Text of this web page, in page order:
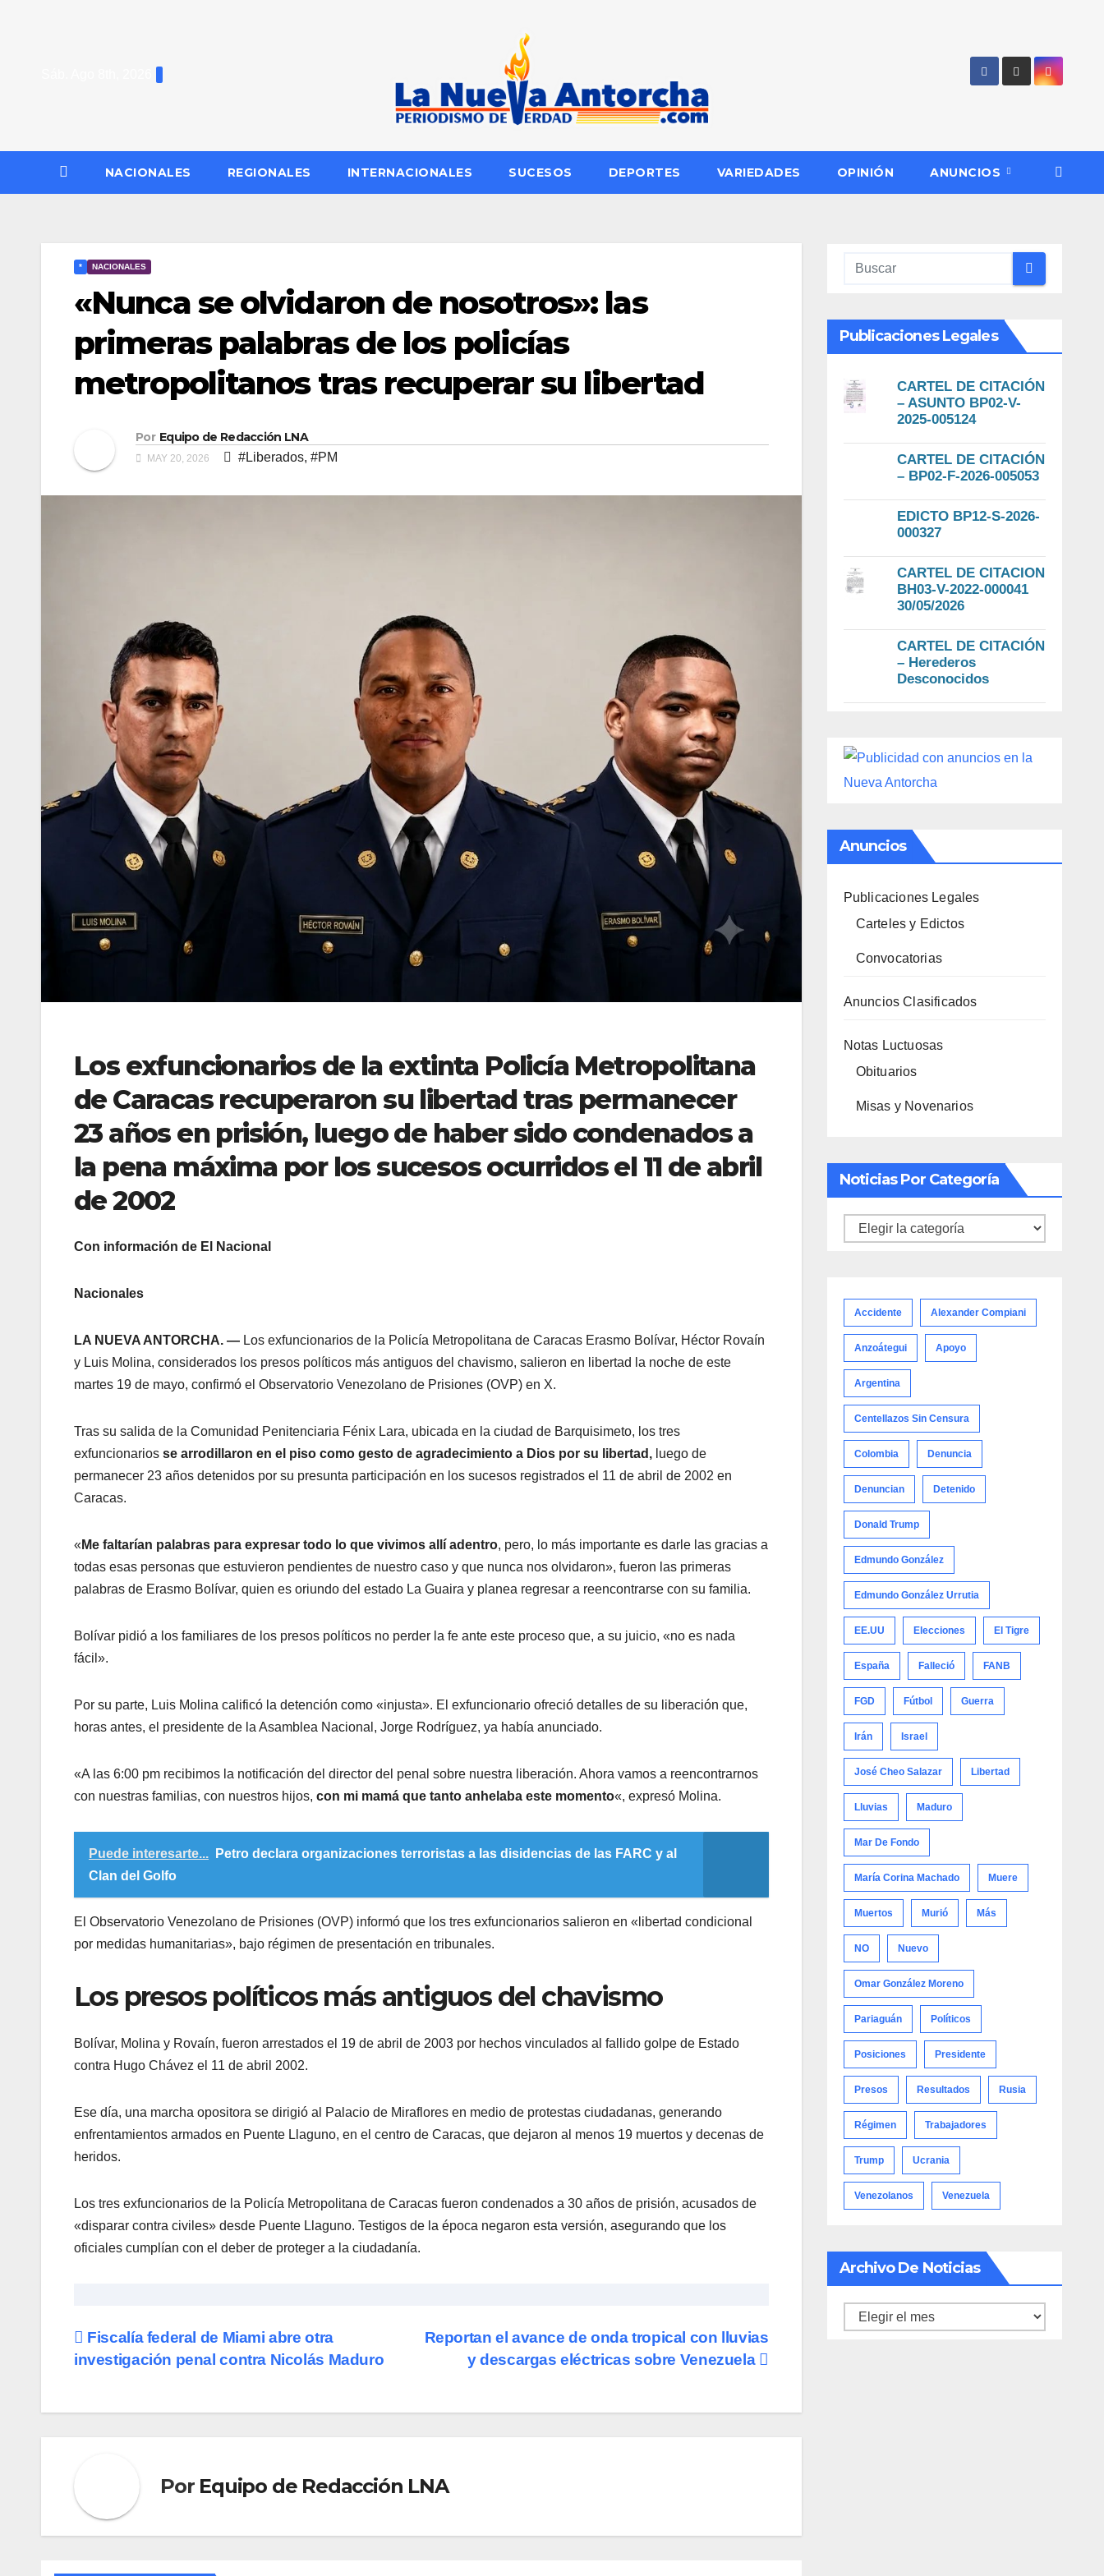
NACIONALES REGIONALES INTERNACIONALES SUCESOS DEPORTES VARIEDADES OPINIÓN ANUNCIOS
* NACIONALES
«Nunca se olvidaron de nosotros»: las
primeras palabras de los policías
metropolitanos tras recuperar su libertad
Por Equipo de Redacción LNA
MAY 20, 2026 #Liberados, #PM
Los exfuncionarios de la extinta Policía Metropolitana
de Caracas recuperaron su libertad tras permanecer
23 años en prisión, luego de haber sido condenados a
la pena máxima por los sucesos ocurridos el 11 de abril
de 2002
Con información de El Nacional
Nacionales
LA NUEVA ANTORCHA. — Los exfuncionarios de la Policía Metropolitana de Caracas Erasmo Bolívar, Héctor Rovaín
y Luis Molina, considerados los presos políticos más antiguos del chavismo, salieron en libertad la noche de este
martes 19 de mayo, confirmó el Observatorio Venezolano de Prisiones (OVP) en X.
Tras su salida de la Comunidad Penitenciaria Fénix Lara, ubicada en la ciudad de Barquisimeto, los tres
exfuncionarios se arrodillaron en el piso como gesto de agradecimiento a Dios por su libertad, luego de
permanecer 23 años detenidos por su presunta participación en los sucesos registrados el 11 de abril de 2002 en
Caracas.
« Me faltarían palabras para expresar todo lo que vivimos allí adentro, pero, lo más importante es darle las gracias a
todas esas personas que estuvieron pendientes de nuestro caso y que nunca nos olvidaron», fueron las primeras
palabras de Erasmo Bolívar, quien es oriundo del estado La Guaira y planea regresar a reencontrarse con su familia.
Bolívar pidió a los familiares de los presos políticos no perder la fe ante este proceso que, a su juicio, «no es nada
fácil».
Por su parte, Luis Molina calificó la detención como «injusta». El exfuncionario ofreció detalles de su liberación que,
horas antes, el presidente de la Asamblea Nacional, Jorge Rodríguez, ya había anunciado.
«A las 6:00 pm recibimos la notificación del director del penal sobre nuestra liberación. Ahora vamos a reencontrarnos
con nuestras familias, con nuestros hijos, con mi mamá que tanto anhelaba este momento«, expresó Molina.
Puede interesarte...
Petro declara organizaciones terroristas a las disidencias de las FARC y al
Clan del Golfo
El Observatorio Venezolano de Prisiones (OVP) informó que los tres exfuncionarios salieron en «libertad condicional
por medidas humanitarias», bajo régimen de presentación en tribunales.
Los presos políticos más antiguos del chavismo
Bolívar, Molina y Rovaín, fueron arrestados el 19 de abril de 2003 por hechos vinculados al fallido golpe de Estado
contra Hugo Chávez el 11 de abril 2002.
Ese día, una marcha opositora se dirigió al Palacio de Miraflores en medio de protestas ciudadanas, generando
enfrentamientos armados en Puente Llaguno, en el centro de Caracas, que dejaron al menos 19 muertos y decenas de
heridos.
Los tres exfuncionarios de la Policía Metropolitana de Caracas fueron condenados a 30 años de prisión, acusados de
«disparar contra civiles» desde Puente Llaguno. Testigos de la época negaron esta versión, asegurando que los
oficiales cumplían con el deber de proteger a la ciudadanía.
Navegación
entradas
Reportan el avance de onda tropical con lluvias
y descargas eléctricas sobre Venezuela
Fiscalía federal de Miami abre otra
investigación penal contra Nicolás Maduro
Por Equipo de Redacción LNA
Publicaciones Legales
CARTEL DE CITACIÓN
– ASUNTO BP02-V-
2025-005124
CARTEL DE CITACIÓN
– BP02-F-2026-005053
EDICTO BP12-S-2026-
000327
CARTEL DE CITACION
BH03-V-2022-000041
30/05/2026
CARTEL DE CITACIÓN
– Herederos
Desconocidos
Anuncios
Publicaciones Legales
Carteles y Edictos
Convocatorias
Anuncios Clasificados
Notas Luctuosas
Obituarios
Misas y Novenarios
Noticias Por Categoría
Noticias
Accidente Alexander Compiani
Anzoátegui Apoyo
Argentina
Centellazos Sin Censura
Colombia Denuncia
Denuncian Detenido
Donald Trump
Edmundo González
Edmundo González Urrutia
EE.UU Elecciones El Tigre
España Falleció FANB
FGD Fútbol Guerra
Irán Israel
José Cheo Salazar Libertad
Lluvias Maduro
Mar De Fondo
María Corina Machado Muere
Muertos Murió Más
NO Nuevo
Omar González Moreno
Pariaguán Políticos
Posiciones Presidente
Presos Resultados Rusia
Régimen Trabajadores
Trump Ucrania
Venezolanos Venezuela
Archivo De Noticias
Archivo